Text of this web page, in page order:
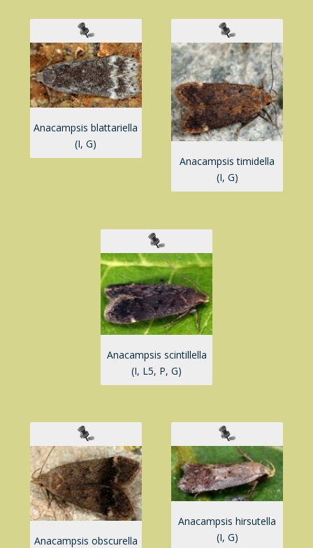
Anacampsis blattariella
(I, G)
Anacampsis timidella
(I, G)
Anacampsis scintillella
(I, L5, P, G)
Anacampsis obscurella
Anacampsis hirsutella
(I, G)